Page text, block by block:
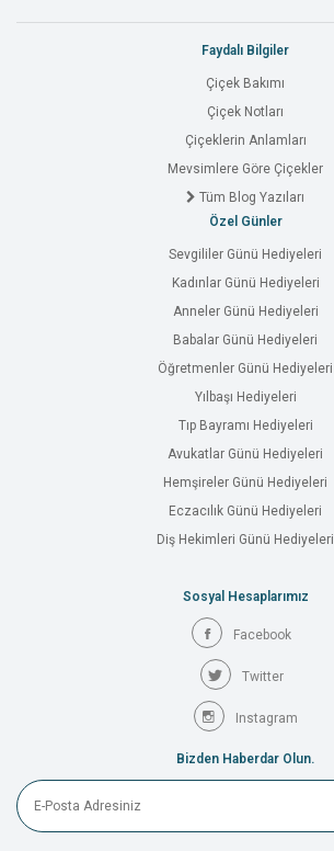
Faydalı Bilgiler
Çiçek Bakımı
Çiçek Notları
Çiçeklerin Anlamları
Mevsimlere Göre Çiçekler
Tüm Blog Yazıları
Özel Günler
Sevgililer Günü Hediyeleri
Kadınlar Günü Hediyeleri
Anneler Günü Hediyeleri
Babalar Günü Hediyeleri
Öğretmenler Günü Hediyeleri
Yılbaşı Hediyeleri
Tıp Bayramı Hediyeleri
Avukatlar Günü Hediyeleri
Hemşireler Günü Hediyeleri
Eczacılık Günü Hediyeleri
Diş Hekimleri Günü Hediyeleri
Sosyal Hesaplarımız
Facebook
Twitter
Instagram
Bizden Haberdar Olun.